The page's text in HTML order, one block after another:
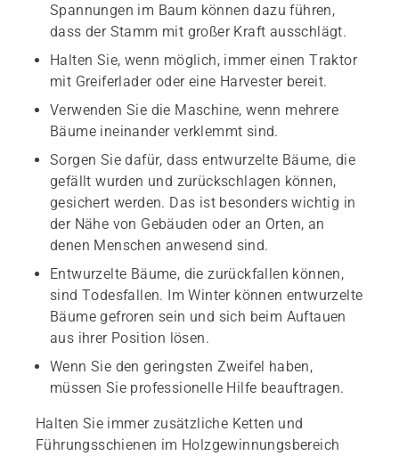
Spannungen im Baum können dazu führen,
dass der Stamm mit großer Kraft ausschlägt.
Halten Sie, wenn möglich, immer einen Traktor
mit Greiferlader oder eine Harvester bereit.
Verwenden Sie die Maschine, wenn mehrere
Bäume ineinander verklemmt sind.
Sorgen Sie dafür, dass entwurzelte Bäume, die
gefällt wurden und zurückschlagen können,
gesichert werden. Das ist besonders wichtig in
der Nähe von Gebäuden oder an Orten, an
denen Menschen anwesend sind.
Entwurzelte Bäume, die zurückfallen können,
sind Todesfallen. Im Winter können entwurzelte
Bäume gefroren sein und sich beim Auftauen
aus ihrer Position lösen.
Wenn Sie den geringsten Zweifel haben,
müssen Sie professionelle Hilfe beauftragen.
Halten Sie immer zusätzliche Ketten und
Führungsschienen im Holzgewinnungsbereich